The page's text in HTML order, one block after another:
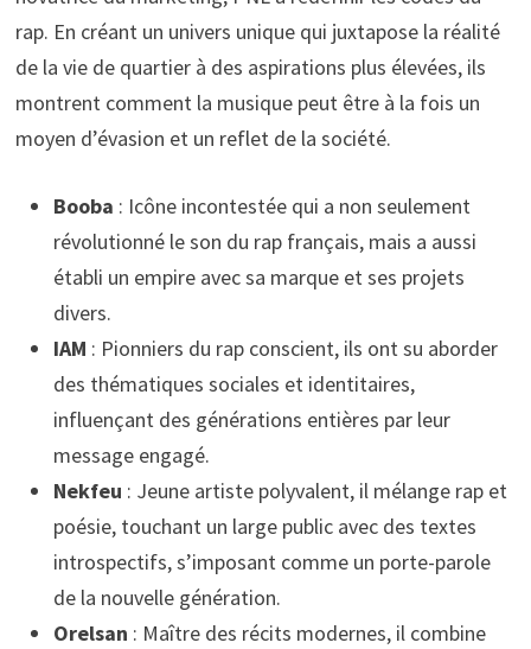
rap. En créant un univers unique qui juxtapose la réalité
de la vie de quartier à des aspirations plus élevées, ils
montrent comment la musique peut être à la fois un
moyen d’évasion et un reflet de la société.
Booba : Icône incontestée qui a non seulement
révolutionné le son du rap français, mais a aussi
établi un empire avec sa marque et ses projets
divers.
IAM : Pionniers du rap conscient, ils ont su aborder
des thématiques sociales et identitaires,
influençant des générations entières par leur
message engagé.
Nekfeu : Jeune artiste polyvalent, il mélange rap et
poésie, touchant un large public avec des textes
introspectifs, s’imposant comme un porte-parole
de la nouvelle génération.
Orelsan : Maître des récits modernes, il combine